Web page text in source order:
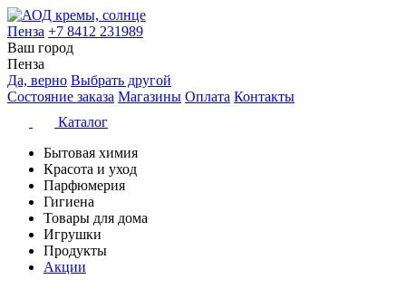
Пенза +7 8412 231989
Ваш город
Пенза
Да, верно Выбрать другой
Состояние заказа Магазины Оплата Контакты
Каталог
Бытовая химия
Красота и уход
Парфюмерия
Гигиена
Товары для дома
Игрушки
Продукты
Акции